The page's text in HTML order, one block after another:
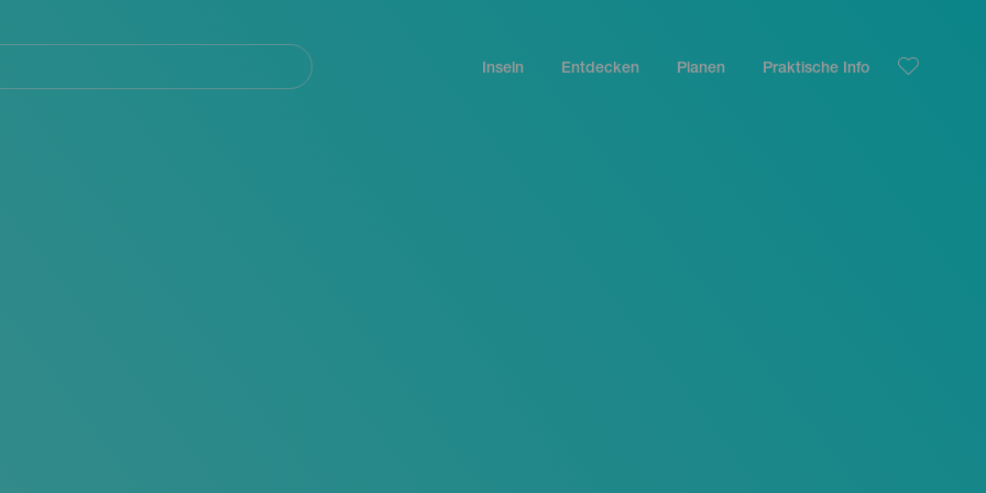
Inseln Entdecken Planen Praktische Info